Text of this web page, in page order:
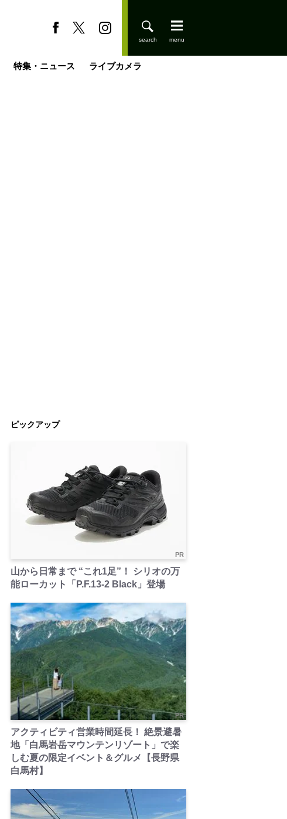
特集・ニュース ライブカメラ
ピックアップ
PR
山から日常まで “これ1足”！ シリオの万
能ローカット「P.F.13-2 Black」登場
PR
アクティビティ営業時間延長！ 絶景避暑
地「白馬岩岳マウンテンリゾート」で楽
しむ夏の限定イベント＆グルメ【長野県
白馬村】